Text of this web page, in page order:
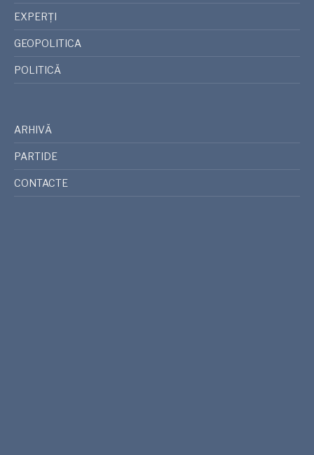
EXPERȚI
GEOPOLITICA
POLITICĂ
ARHIVĂ
PARTIDE
CONTACTE